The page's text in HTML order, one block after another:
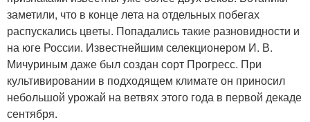
заметили, что в конце лета на отдельных побегах
распускались цветы. Попадались такие разновидности и
на юге России. Известнейшим селекционером И. В.
Мичуриным даже был создан сорт Прогресс. При
культивировании в подходящем климате он приносил
небольшой урожай на ветвях этого года в первой декаде
сентября.